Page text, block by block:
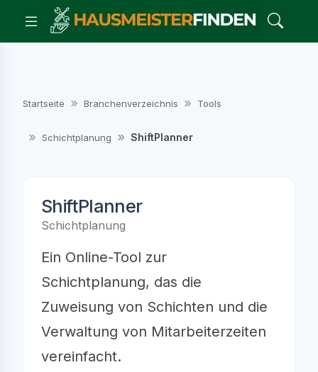
Startseite Branchenverzeichnis Tools
Schichtplanung ShiftPlanner
ShiftPlanner
Schichtplanung
Ein Online-Tool zur
Schichtplanung, das die
Zuweisung von Schichten und die
Verwaltung von Mitarbeiterzeiten
vereinfacht.